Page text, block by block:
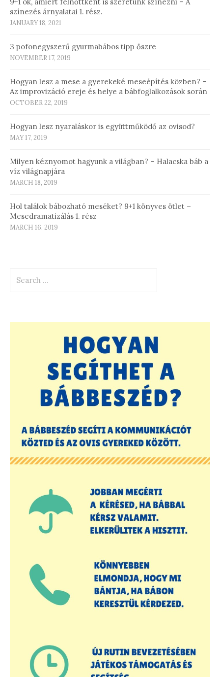
színezés árnyalatai 1. rész.
JANUARY 18, 2021
3 pofonegyszerű gyurmabábos tipp őszre
NOVEMBER 17, 2019
Hogyan lesz a mese a gyerekeké meseépítés közben? –
Az improvizáció ereje és helye a bábfoglalkozások során
OCTOBER 22, 2019
Hogyan lesz nyaraláskor is együttműködő az ovisod?
MAY 17, 2019
Milyen kéznyomot hagyunk a világban? – Halacska báb a
víz világnapjára
MARCH 18, 2019
Hol találok bábozható meséket? 9+1 könyves ötlet –
Mesedramatizálás 1. rész
MARCH 16, 2019
for: